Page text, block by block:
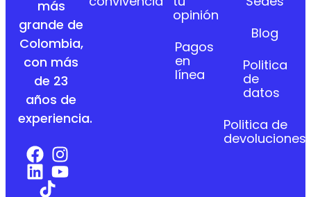
más
grande de
Colombia,
con más
de 23
años de
experiencia.
opinión
Pagos
en
línea
Blog
Politica
de
datos
Politica de
devoluciones